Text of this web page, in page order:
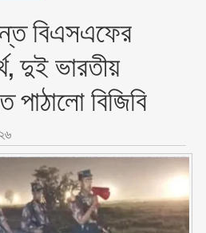
বিএসএফের
দুই ভারতীয়
বিজিবি